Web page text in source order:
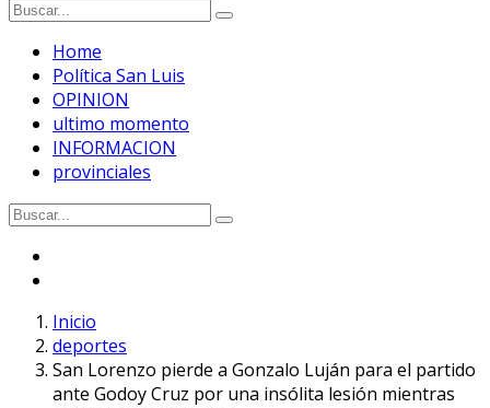
Home
Política San Luis
OPINION
ultimo momento
INFORMACION
provinciales
Inicio
deportes
San Lorenzo pierde a Gonzalo Luján para el partido
ante Godoy Cruz por una insólita lesión mientras